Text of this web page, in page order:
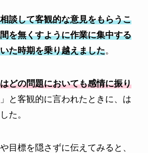
談して客観的な意見をもらうこ
を無くすように作業に集中する
た時期を乗り越えました。
どの問題においても感情に振り
」と客観的に言われたときに、は
た。
目標を隠さずに伝えてみると、